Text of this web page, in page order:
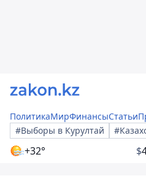
ПолитикаМирФинансыСтатьи
#Выборы в Курултай
+32° $